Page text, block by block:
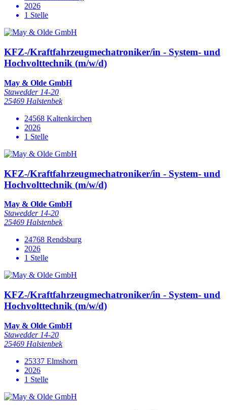
2026
1 Stelle
KFZ-/Kraftfahrzeugmechatroniker/in - System- und
Hochvolttechnik (m/w/d)
May & Olde GmbH
Stawedder 14-20
25469 Halstenbek
24568 Kaltenkirchen
2026
1 Stelle
KFZ-/Kraftfahrzeugmechatroniker/in - System- und
Hochvolttechnik (m/w/d)
May & Olde GmbH
Stawedder 14-20
25469 Halstenbek
24768 Rendsburg
2026
1 Stelle
KFZ-/Kraftfahrzeugmechatroniker/in - System- und
Hochvolttechnik (m/w/d)
May & Olde GmbH
Stawedder 14-20
25469 Halstenbek
25337 Elmshorn
2026
1 Stelle